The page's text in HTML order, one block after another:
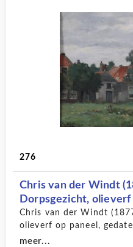
276
Chris van der Windt
Dorpsgezicht, olieverf
Chris van der Windt
olieverf op paneel,
meer...